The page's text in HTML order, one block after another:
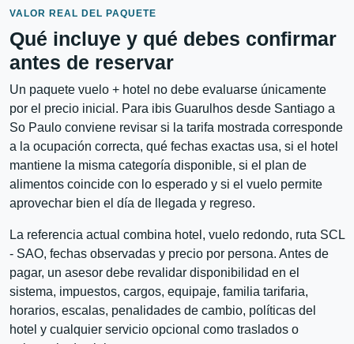
VALOR REAL DEL PAQUETE
Qué incluye y qué debes confirmar
antes de reservar
Un paquete vuelo + hotel no debe evaluarse únicamente
por el precio inicial. Para ibis Guarulhos desde Santiago a
So Paulo conviene revisar si la tarifa mostrada corresponde
a la ocupación correcta, qué fechas exactas usa, si el hotel
mantiene la misma categoría disponible, si el plan de
alimentos coincide con lo esperado y si el vuelo permite
aprovechar bien el día de llegada y regreso.
La referencia actual combina hotel, vuelo redondo, ruta SCL
- SAO, fechas observadas y precio por persona. Antes de
pagar, un asesor debe revalidar disponibilidad en el
sistema, impuestos, cargos, equipaje, familia tarifaria,
horarios, escalas, penalidades de cambio, políticas del
hotel y cualquier servicio opcional como traslados o